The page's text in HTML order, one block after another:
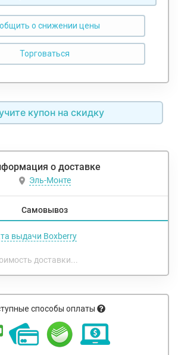
о снижении цены
купон на скидку
о доставке
Эль-Монте
Самовывоз
выдачи Boxberry
доставки...
способы оплаты